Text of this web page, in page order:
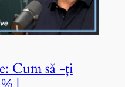
Cum să -ți